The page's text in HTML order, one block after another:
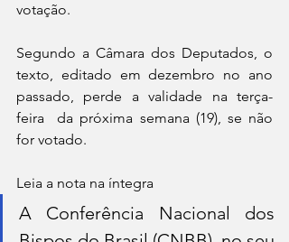
votação.
Segundo a Câmara dos Deputados, o
texto, editado em dezembro no ano
passado, perde a validade na terça-
feira  da próxima semana (19), se não
for votado.
Leia a nota na íntegra
A Conferência Nacional dos